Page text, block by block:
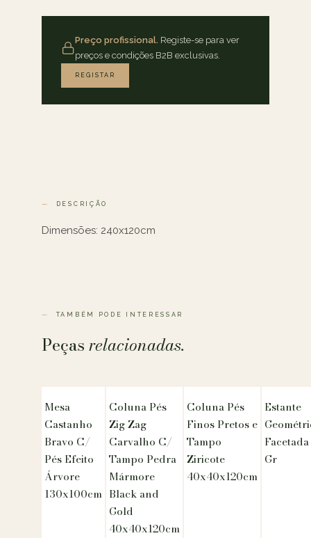
Preço profissional. Registe-se para ver
preços e condições B2B exclusivas.
REGISTAR
DESCRIÇÃO
Dimensões: 240x120cm
TAMBÉM PODE INTERESSAR
Peçasrelacionadas.
Mesa
Castanho
Bravo C/
Pés Efeito
Árvore
130x100cm
Coluna Pés
Zig Zag
Carvalho C/
Tampo Pedra
Mármore
Black and
Gold
40x40x120cm
Coluna Pés
Finos Pretos e
Tampo
Ziricote
40x40x120cm
Estante
Facetada
Gr